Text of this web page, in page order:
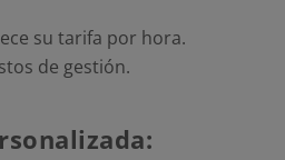
su tarifa por hora.
de gestión.